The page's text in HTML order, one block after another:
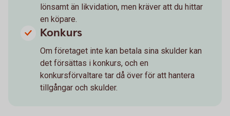
lönsamt än likvidation, men kräver att du hittar
en köpare.
Konkurs
Om företaget inte kan betala sina skulder kan
det försättas i konkurs, och en
konkursförvaltare tar då över för att hantera
tillgångar och skulder.